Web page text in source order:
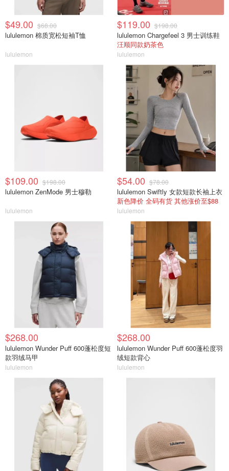
$49.00 $68.00
lululemon 棉质宽松短袖T恤
lululemon
$119.00 $198.00
lululemon Chargefeel 3 男士训练鞋
汪顺同款奶茶色
lululemon
$109.00 $198.00
lululemon ZenMode 男士穆勒
lululemon
$54.00 $78.00
lululemon Swiftly 女款短款长袖上衣
新色降价 全码有货 其他涨价至$88
lululemon
$268.00
lululemon Wunder Puff 600蓬松度短
款羽绒马甲
lululemon
$268.00
lululemon Wunder Puff 600蓬松度羽
绒短款背心
lululemon